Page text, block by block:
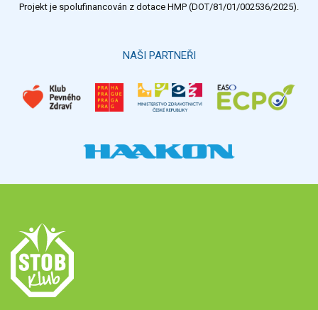
Projekt je spolufinancován z dotace HMP (DOT/81/01/002536/2025).
NAŠI PARTNEŘI